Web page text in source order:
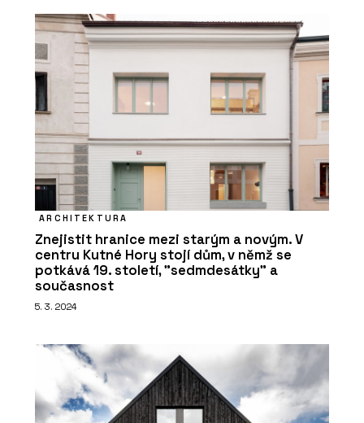
ČLÁNKY
Nový parkovací dům v Ostravě bude
mít hřiště na střeše a nabídne místa
pro auta, lidi i zeleň
PRODUKTY
ARCHITEKTURA
Znejistit hranice mezi starým a novým. V
centru Kutné Hory stojí dům, v němž se
potkává 19. století, "sedmdesátky" a
současnost
5. 3. 2024